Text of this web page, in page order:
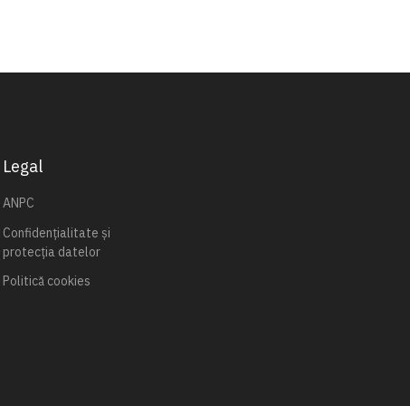
Legal
ANPC
Confidențialitate și
protecția datelor
Politică cookies